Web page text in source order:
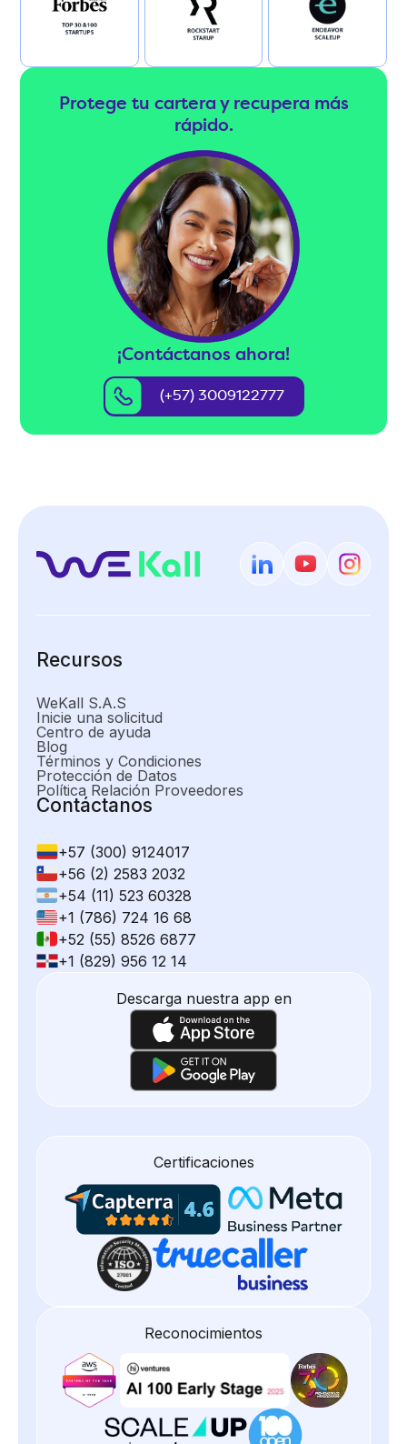
Protege tu cartera y recupera más
rápido.
¡Contáctanos ahora!
(+57) 3009122777
Recursos
WeKall S.A.S
Inicie una solicitud
Centro de ayuda
Blog
Términos y Condiciones
Protección de Datos
Política Relación Proveedores
Contáctanos
+57 (300) 9124017
+56 (2) 2583 2032
+54 (11) 523 60328
+1 (786) 724 16 68
+52 (55) 8526 6877
+1 (829) 956 12 14
Descarga nuestra app en
Certificaciones
Reconocimientos